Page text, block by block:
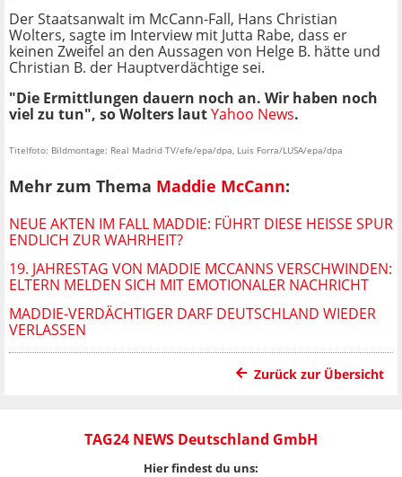
Der Staatsanwalt im McCann-Fall, Hans Christian
Wolters, sagte im Interview mit Jutta Rabe, dass er
keinen Zweifel an den Aussagen von Helge B. hätte und
Christian B. der Hauptverdächtige sei.
"Die Ermittlungen dauern noch an. Wir haben noch
viel zu tun", so Wolters lautYahoo News.
Titelfoto: Bildmontage: Real Madrid TV/efe/epa/dpa, Luis Forra/LUSA/epa/dpa
Mehr zum Thema Maddie McCann:
NEUE AKTEN IM FALL MADDIE: FÜHRT DIESE HEISSE SPUR E
NDLICH ZUR WAHRHEIT?
19. JAHRESTAG VON MADDIE MCCANNS VERSCHWINDEN:
ELTERN MELDEN SICH MIT EMOTIONALER NACHRICHT
MADDIE-VERDÄCHTIGER DARF DEUTSCHLAND WIEDER
VERLASSEN
Zurück zur Übersicht
TAG24 NEWS Deutschland GmbH
Hier findest du uns: